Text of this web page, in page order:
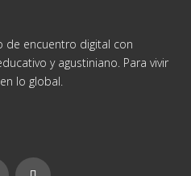
de encuentro digital con
y agustiniano. Para vivir
lo global.